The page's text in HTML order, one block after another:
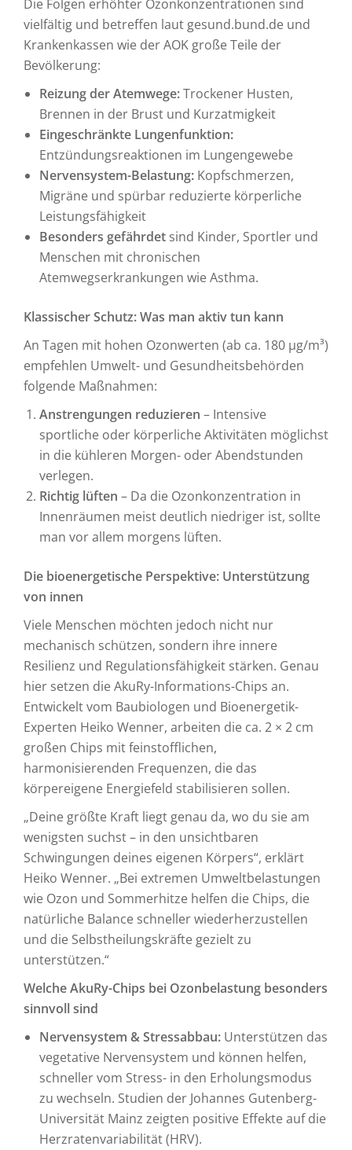
Die Folgen erhöhter Ozonkonzentrationen sind
vielfältig und betreffen laut gesund.bund.de und
Krankenkassen wie der AOK große Teile der
Bevölkerung:
Reizung der Atemwege:Trockener Husten,
Brennen in der Brust und Kurzatmigkeit
Eingeschränkte Lungenfunktion:
Entzündungsreaktionen im Lungengewebe
Nervensystem-Belastung: Kopfschmerzen,
Migräne und spürbar reduzierte körperliche
Leistungsfähigkeit
Besonders gefährdet sind Kinder, Sportler und
Menschen mit chronischen
Atemwegserkrankungen wie Asthma.
Klassischer Schutz: Was man aktiv tun kann
An Tagen mit hohen Ozonwerten (ab ca. 180 µg/m³)
empfehlen Umwelt- und Gesundheitsbehörden
folgende Maßnahmen:
Anstrengungen reduzieren – Intensive
sportliche oder körperliche Aktivitäten möglichst
in die kühleren Morgen- oder Abendstunden
verlegen.
Richtig lüften – Da die Ozonkonzentration in
Innenräumen meist deutlich niedriger ist, sollte
man vor allem morgens lüften.
Die bioenergetische Perspektive: Unterstützung
von innen
Viele Menschen möchten jedoch nicht nur
mechanisch schützen, sondern ihre innere
Resilienz und Regulationsfähigkeit stärken. Genau
hier setzen die AkuRy-Informations-Chips an.
Entwickelt vom Baubiologen und Bioenergetik-
Experten Heiko Wenner, arbeiten die ca. 2 × 2 cm
großen Chips mit feinstofflichen,
harmonisierenden Frequenzen, die das
körpereigene Energiefeld stabilisieren sollen.
„Deine größte Kraft liegt genau da, wo du sie am
wenigsten suchst – in den unsichtbaren
Schwingungen deines eigenen Körpers“, erklärt
Heiko Wenner. „Bei extremen Umweltbelastungen
wie Ozon und Sommerhitze helfen die Chips, die
natürliche Balance schneller wiederherzustellen
und die Selbstheilungskräfte gezielt zu
unterstützen.“
Welche AkuRy-Chips bei Ozonbelastung besonders
sinnvoll sind
Nervensystem & Stressabbau: Unterstützen das
vegetative Nervensystem und können helfen,
schneller vom Stress- in den Erholungsmodus
zu wechseln. Studien der Johannes Gutenberg-
Universität Mainz zeigten positive Effekte auf die
Herzratenvariabilität (HRV).